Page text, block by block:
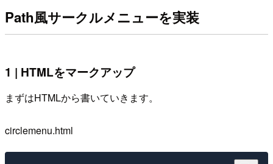
Path風サークルメニューを実装
1 | HTMLをマークアップ
まずはHTMLから書いていきます。
circlemenu.html